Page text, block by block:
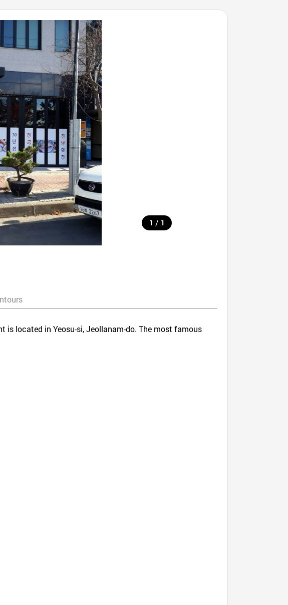
1 / 1
is located in Yeosu-si, Jeollanam-do. The most famous